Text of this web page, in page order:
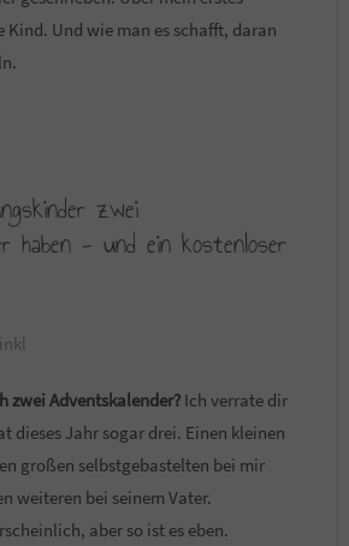
Kind. Und wie man es schafft, daran
zwei
haben - und ein kostenloser
zwei Adventskalender? Ich verrate dir
dieses Jahr sogar drei. Einen kleinen
großen selbstgebastelten bei mir
weiteren bei seinem Vater.
aber so ist es eben.